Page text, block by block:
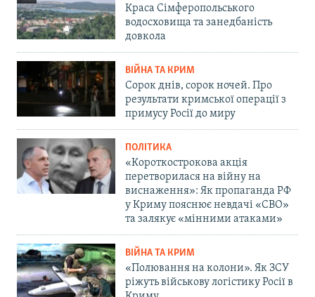
Краса Сімферопольського
водосховища та занедбаність
довкола
ВІЙНА ТА КРИМ
Сорок днів, сорок ночей. Про
результати кримської операції з
примусу Росії до миру
ПОЛІТИКА
«Короткострокова акція
перетворилася на війну на
виснаження»: Як пропаганда РФ
у Криму пояснює невдачі «СВО»
та залякує «мінними атаками»
ВІЙНА ТА КРИМ
«Полювання на колони». Як ЗСУ
ріжуть військову логістику Росії в